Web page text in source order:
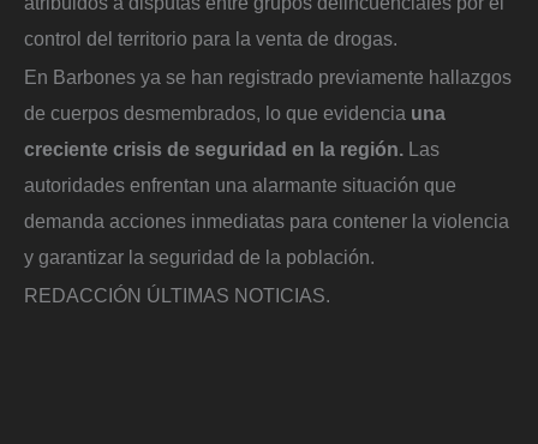
control del territorio para la venta de drogas.
En Barbones ya se han registrado previamente hallazgos
de cuerpos desmembrados, lo que evidencia una
creciente crisis de seguridad en la región. Las
autoridades enfrentan una alarmante situación que
demanda acciones inmediatas para contener la violencia
y garantizar la seguridad de la población.
REDACCIÓN ÚLTIMAS NOTICIAS.